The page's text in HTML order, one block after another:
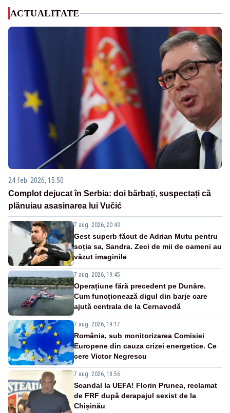
ACTUALITATE
24 feb. 2026, 15:50
Complot dejucat în Serbia: doi bărbați, suspectați că
plănuiau asasinarea lui Vučić
7 aug. 2026, 20:43
Gest superb făcut de Adrian Mutu pentru
soția sa, Sandra. Zeci de mii de oameni au
văzut imaginile
7 aug. 2026, 19:45
Operațiune fără precedent pe Dunăre.
Cum funcționează digul din barje care
ajută centrala de la Cernavodă
7 aug. 2026, 19:17
România, sub monitorizarea Comisiei
Europene din cauza crizei energetice. Ce
cere Victor Negrescu
7 aug. 2026, 18:56
Scandal la UEFA! Florin Prunea, reclamat
de FRF după derapajul sexist de la
Chișinău